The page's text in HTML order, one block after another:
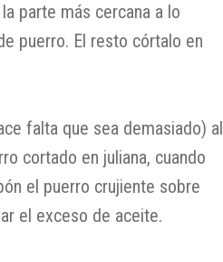
parte más cercana a lo
puerro. El resto córtalo en
falta que sea demasiado) al
cortado en juliana, cuando
el puerro crujiente sobre
el exceso de aceite.